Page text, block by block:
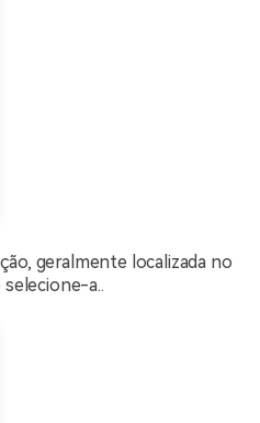
geralmente localizada no
a..